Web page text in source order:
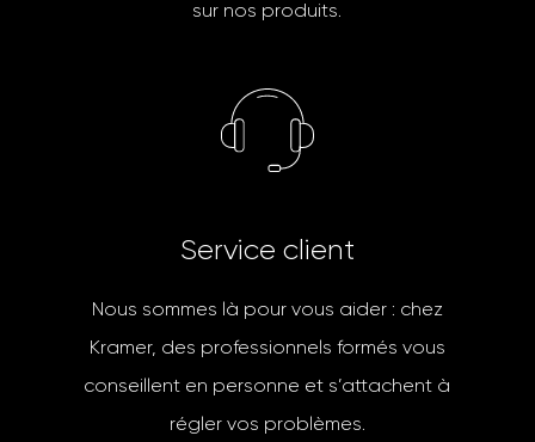
sur nos produits.
Service cl ient
Nous sommes là pour vous aider : chez
Kramer, des professionnels formés vous
conseillent en personne et s’attachent à
régler vos problèmes.